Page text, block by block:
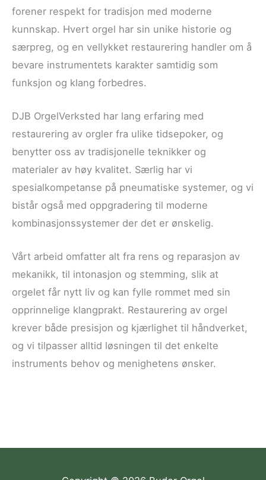
forener respekt for tradisjon med moderne
kunnskap. Hvert orgel har sin unike historie og
særpreg, og en vellykket restaurering handler om å
bevare instrumentets karakter samtidig som
funksjon og klang forbedres.
DJB OrgelVerksted har lang erfaring med
restaurering av orgler fra ulike tidsepoker, og
benytter oss av tradisjonelle teknikker og
materialer av høy kvalitet. Særlig har vi
spesialkompetanse på pneumatiske systemer, og vi
bistår også med oppgradering til moderne
kombinasjonssystemer der det er ønskelig.
Vårt arbeid omfatter alt fra rens og reparasjon av
mekanikk, til intonasjon og stemming, slik at
orgelet får nytt liv og kan fylle rommet med sin
opprinnelige klangprakt. Restaurering av orgel
krever både presisjon og kjærlighet til håndverket,
og vi tilpasser alltid løsningen til det enkelte
instruments behov og menighetens ønsker.